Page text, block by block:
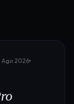
Ago 2026